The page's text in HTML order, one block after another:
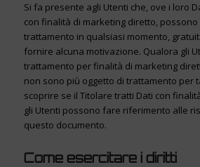
Si fa presente agli Utenti che, ove i loro
con finalità di marketing diretto,
trattamento in qualsiasi momento,
fornire alcuna motivazione. Qualora gli
trattamento per finalità di marketing
non sono più oggetto di trattamento per
scoprire se il Titolare tratti Dati con
gli Utenti possono fare riferimento alle
questo documento.
Come esercitare i diritti